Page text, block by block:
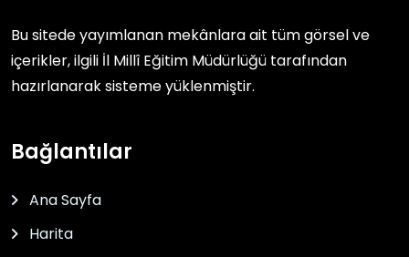
Bu sitede yayımlanan mekânlara ait tüm görsel ve
içerikler, ilgili İl Millî Eğitim Müdürlüğü tarafından
hazırlanarak sisteme yüklenmiştir.
Bağlantılar
Ana Sayfa
Harita